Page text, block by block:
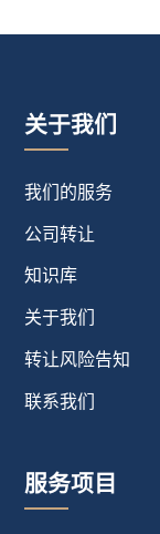
关于我们
我们的服务
公司转让
知识库
关于我们
转让风险告知
联系我们
服务项目